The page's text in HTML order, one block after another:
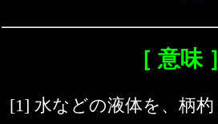
［ 意味 ］
[1] 水などの液体を、柄